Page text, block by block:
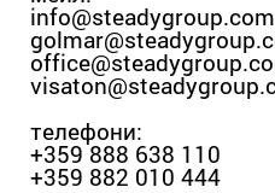
info@steadygroup.com
телефони:
+359 888 638 110
+359 882 010 444